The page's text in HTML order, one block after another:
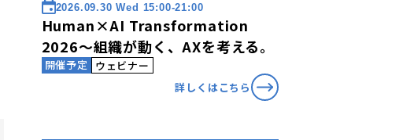
2026.09.30 Wed 15:00-21:00
Human×AI Transformation
2026〜組織が動く、AXを考える。
開催予定
ウェビナー
詳しくはこちら